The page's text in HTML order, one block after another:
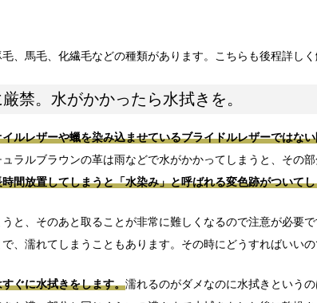
、馬毛、化繊毛などの種類があります。こちらも後程詳しく
禁。水がかかったら水拭きを。
ルレザーや蠟を染み込ませているブライドルレザーではな
ラルブラウンの革は雨などで水がかかってしまうと、その
間放置してしまうと「水染み」と呼ばれる変色跡がついて
と、そのあと取ることが非常に難しくなるので注意が必要
、濡れてしまうこともあります。その時にどうすればいいの
ぐに水拭きをします。濡れるのがダメなのに水拭きという